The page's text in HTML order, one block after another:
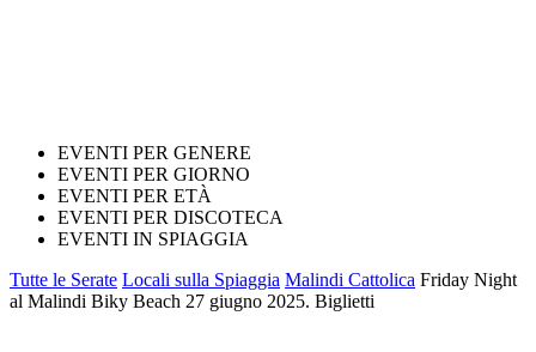
EVENTI PER GENERE
EVENTI PER GIORNO
EVENTI PER ETÀ
EVENTI PER DISCOTECA
EVENTI IN SPIAGGIA
Tutte le Serate Locali sulla Spiaggia Malindi Cattolica Friday Night
al Malindi Biky Beach 27 giugno 2025. Biglietti